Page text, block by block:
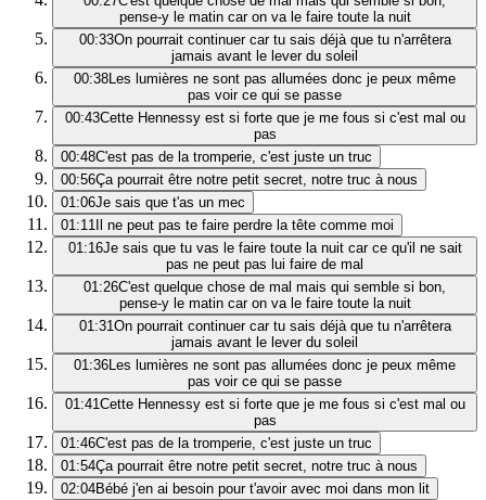
pense-y le matin car on va le faire toute la nuit
00:33On pourrait continuer car tu sais déjà que tu n'arrêtera
jamais avant le lever du soleil
00:38Les lumières ne sont pas allumées donc je peux même
pas voir ce qui se passe
00:43Cette Hennessy est si forte que je me fous si c'est mal ou
pas
00:48C'est pas de la tromperie, c'est juste un truc
00:56Ça pourrait être notre petit secret, notre truc à nous
01:06Je sais que t'as un mec
01:11 Il ne peut pas te faire perdre la tête comme moi
01:16Je sais que tu vas le faire toute la nuit car ce qu'il ne sait
pas ne peut pas lui faire de mal
01:26C'est quelque chose de mal mais qui semble si bon,
pense-y le matin car on va le faire toute la nuit
01:31On pourrait continuer car tu sais déjà que tu n'arrêtera
jamais avant le lever du soleil
01:36Les lumières ne sont pas allumées donc je peux même
pas voir ce qui se passe
01:41Cette Hennessy est si forte que je me fous si c'est mal ou
pas
01:46C'est pas de la tromperie, c'est juste un truc
01:54Ça pourrait être notre petit secret, notre truc à nous
02:04Bébé j'en ai besoin pour t'avoir avec moi dans mon lit